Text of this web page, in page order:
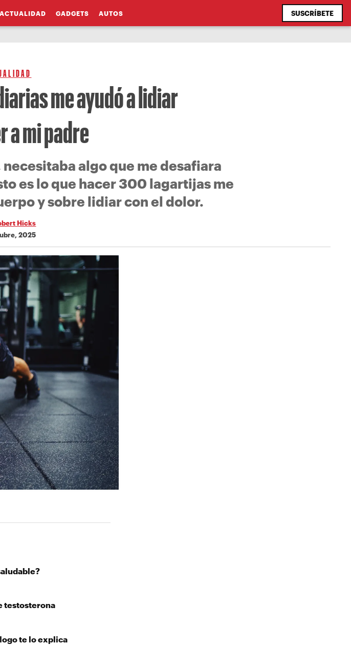
ACTUALIDAD GADGETS AUTOS SUSCRÍBETE
me ayudó a lidiar
a mi padre
algo que me desafiara
es lo que hacer 300 lagartijas me
y sobre lidiar con el dolor.
Hicks
2025
testosterona
te lo explica